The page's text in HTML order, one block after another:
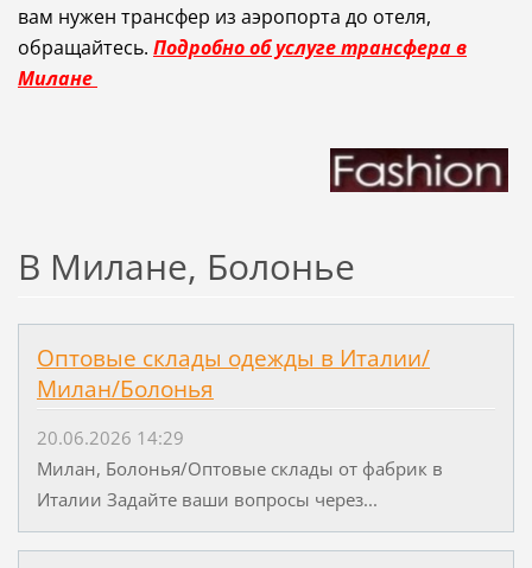
вам нужен трансфер из аэропорта до отеля,
обращайтесь. Подробно об услуге трансфера в
Милане
В Милане, Болонье
Оптовые склады одежды в Италии/
Милан/Болонья
20.06.2026 14:29
Милан, Болонья/Оптовые склады от фабрик в
Италии Задайте ваши вопросы через...